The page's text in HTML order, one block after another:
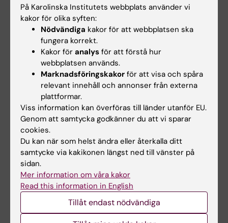
Dai, Konstantinos Koutsogiannis, Caghan Kizil,
Konstantinos Ampatzis,
Communications , online 4 december 2024,
doi: 10.1038/s41467-024-54830-w.
Fysiologi Kardiologi Neurobiologi
Neurovetenskap
Uppdaterad av:
Felicia Lindberg 2024-12-05
Dela
På Karolinska Institutets webbplats använder vi
kakor för olika syften:
Nödvändiga kakor för att webbplatsen ska
fungera korrekt.
Kakor för analys för att förstå hur
webbplatsen används.
Marknadsföringskakor för att visa och spåra
relevant innehåll och annonser från externa
plattformar.
Viss information kan överföras till länder utanför EU.
Genom att samtycka godkänner du att vi sparar
cookies.
Du kan när som helst ändra eller återkalla ditt
samtycke via kakikonen längst ned till vänster på
sidan.
Mer information om våra kakor
Read this information in English
Tillåt endast nödvändiga